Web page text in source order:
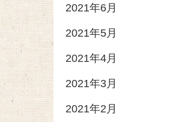
2021年6月
2021年5月
2021年4月
2021年3月
2021年2月